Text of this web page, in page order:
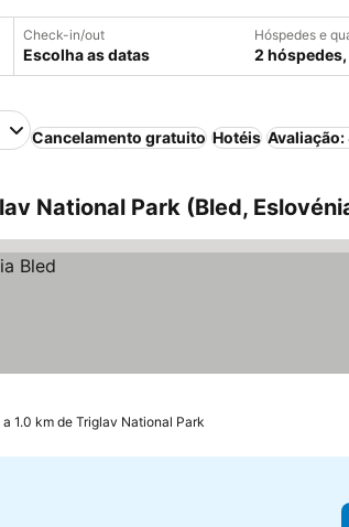
Check-in/out
Escolha as datas
Hóspedes e
2
Cancelamento gratuito Hotéis
National Park (Bled,
a 1.0 km de Triglav National Park